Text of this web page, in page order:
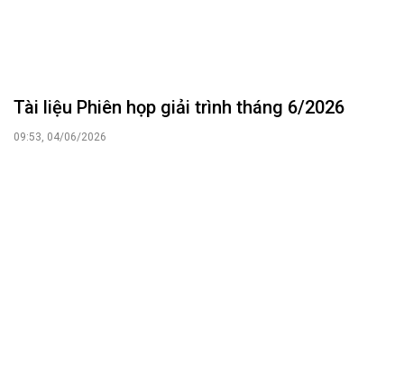
Tài liệu Phiên họp giải trình tháng 6/2026
09:53, 04/06/2026